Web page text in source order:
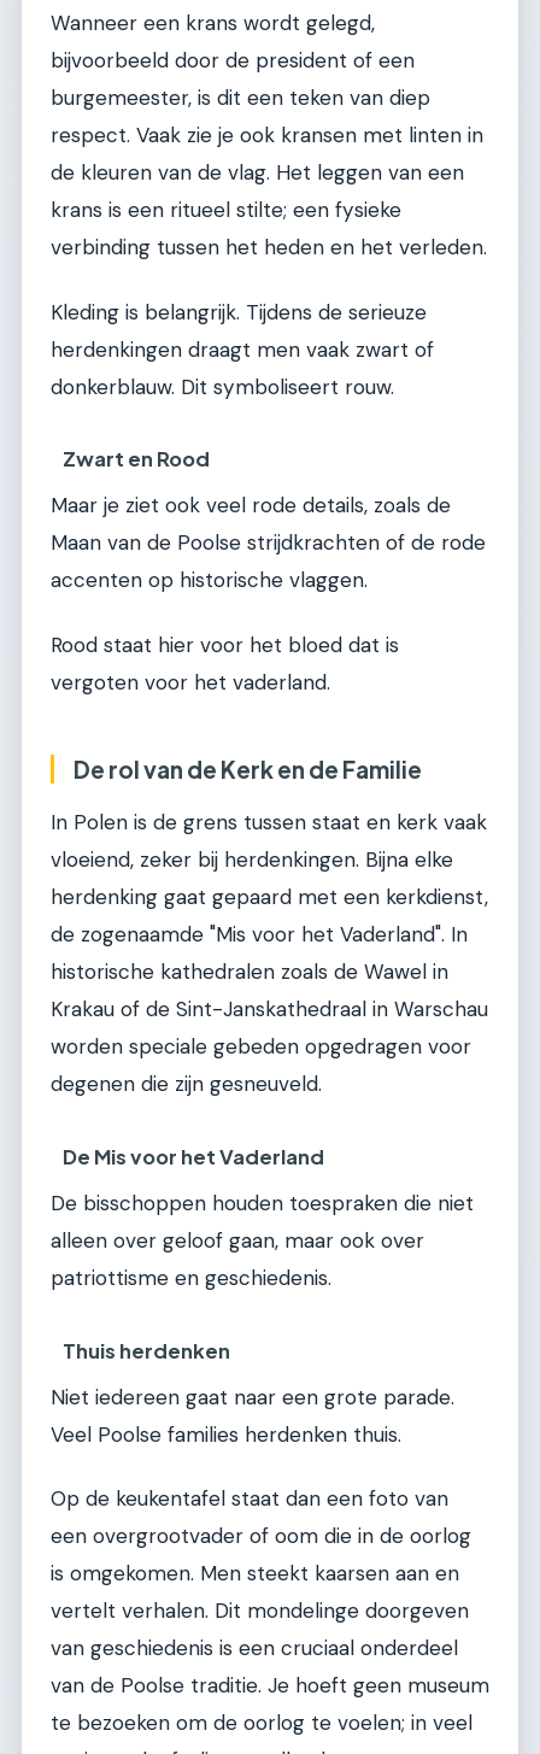
Wanneer een krans wordt gelegd,
bijvoorbeeld door de president of een
burgemeester, is dit een teken van diep
respect. Vaak zie je ook kransen met linten in
de kleuren van de vlag. Het leggen van een
krans is een ritueel stilte; een fysieke
verbinding tussen het heden en het verleden.
Kleding is belangrijk. Tijdens de serieuze
herdenkingen draagt men vaak zwart of
donkerblauw. Dit symboliseert rouw.
Zwart en Rood
Maar je ziet ook veel rode details, zoals de
Maan van de Poolse strijdkrachten of de rode
accenten op historische vlaggen.
Rood staat hier voor het bloed dat is
vergoten voor het vaderland.
De rol van de Kerk en de Familie
In Polen is de grens tussen staat en kerk vaak
vloeiend, zeker bij herdenkingen. Bijna elke
herdenking gaat gepaard met een kerkdienst,
de zogenaamde "Mis voor het Vaderland". In
historische kathedralen zoals de Wawel in
Krakau of de Sint-Janskathedraal in Warschau
worden speciale gebeden opgedragen voor
degenen die zijn gesneuveld.
De Mis voor het Vaderland
De bisschoppen houden toespraken die niet
alleen over geloof gaan, maar ook over
patriottisme en geschiedenis.
Thuis herdenken
Niet iedereen gaat naar een grote parade.
Veel Poolse families herdenken thuis.
Op de keukentafel staat dan een foto van
een overgrootvader of oom die in de oorlog
is omgekomen. Men steekt kaarsen aan en
vertelt verhalen. Dit mondelinge doorgeven
van geschiedenis is een cruciaal onderdeel
van de Poolse traditie. Je hoeft geen museum
te bezoeken om de oorlog te voelen; in veel